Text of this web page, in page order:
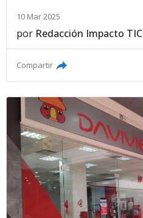
10 Mar 2025
por Redacción Impacto TIC
Compartir